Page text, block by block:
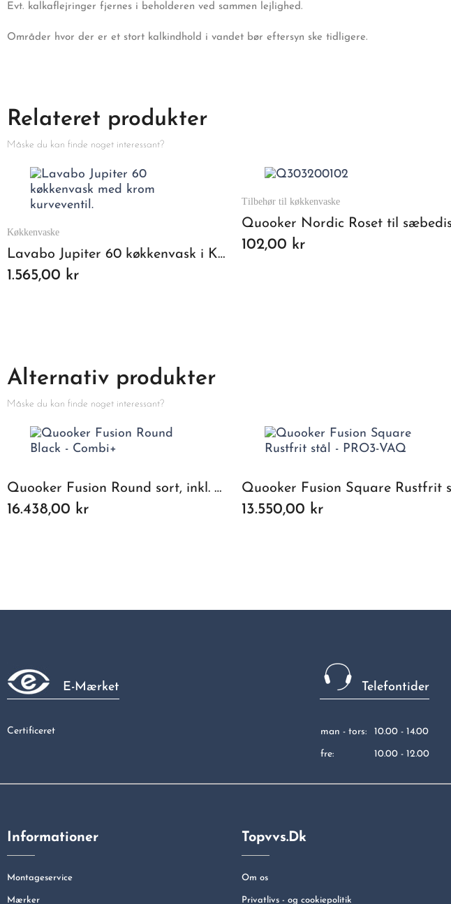
Evt. kalkaflejringer fjernes i beholderen ved sammen lejlighed.
Områder hvor der er et stort kalkindhold i vandet bør eftersyn ske tidligere.
Relateret produkter
Måske du kan finde noget interessant?
Køkkenvaske
Lavabo Jupiter 60 køkkenvask i Komposit m/krom kurveventil
1.565,00 kr
Tilbehør til køkkenvaske
102,00 kr
Alternativ produkter
Måske du kan finde noget interessant?
Quooker Fusion Round sort, inkl. Combi+ beholder
16.438,00 kr 13.550,00 kr
E-Mærket
Certificeret
Telefontider
man - tors: 10.00 - 14.00
fre: 10.00 - 12.00
Informationer
Montageservice
Mærker
Topvvs.dk
Om os
Privatlivs - og cookiepolitik